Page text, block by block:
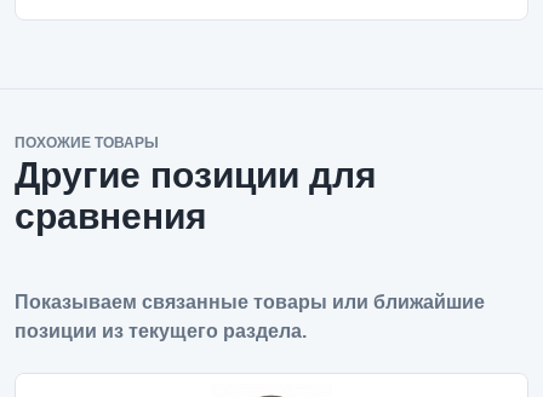
ПОХОЖИЕ ТОВАРЫ
Другие позиции для
сравнения
Показываем связанные товары или ближайшие
позиции из текущего раздела.